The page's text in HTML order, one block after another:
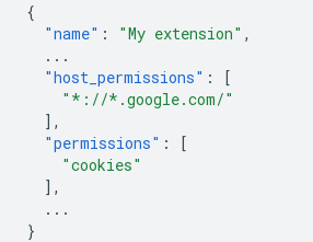
{
"name" : "My extension" ,
...
"host_permissions" :
[
"*://*.google.com/"
],
"permissions" :
[
"cookies"
],
...
}